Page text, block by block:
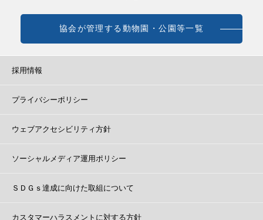
協会が管理する動物園・公園等一覧
採用情報
プライバシーポリシー
ウェブアクセシビリティ方針
ソーシャルメディア運用ポリシー
ＳＤＧｓ達成に向けた取組について
カスタマーハラスメントに対する方針